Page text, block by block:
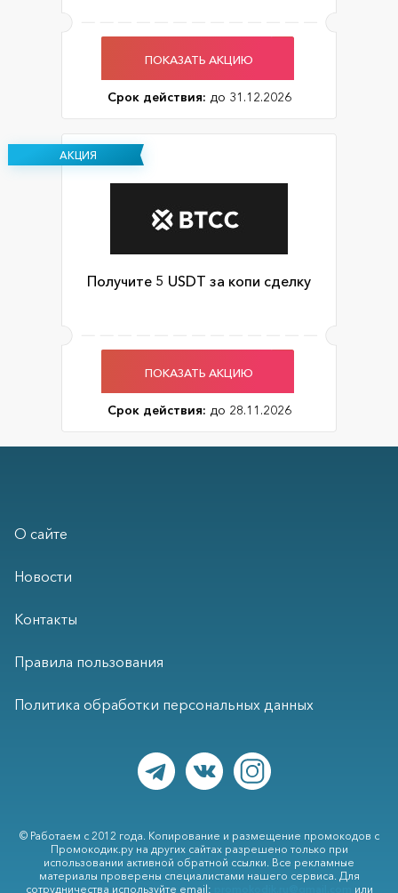
ПОКАЗАТЬ АКЦИЮ
Срок действия: до 31.12.2026
АКЦИЯ
Получите 5 USDT за копи сделку
ПОКАЗАТЬ АКЦИЮ
Срок действия: до 28.11.2026
О сайте
Новости
Контакты
Правила пользования
Политика обработки персональных данных
© Работаем с 2012 года. Копирование и размещение промокодов с
Промокодик.ру на других сайтах разрешено только при
использовании активной обратной ссылки. Все рекламные
материалы проверены специалистами нашего сервиса. Для
сотрудничества используйте email:
или